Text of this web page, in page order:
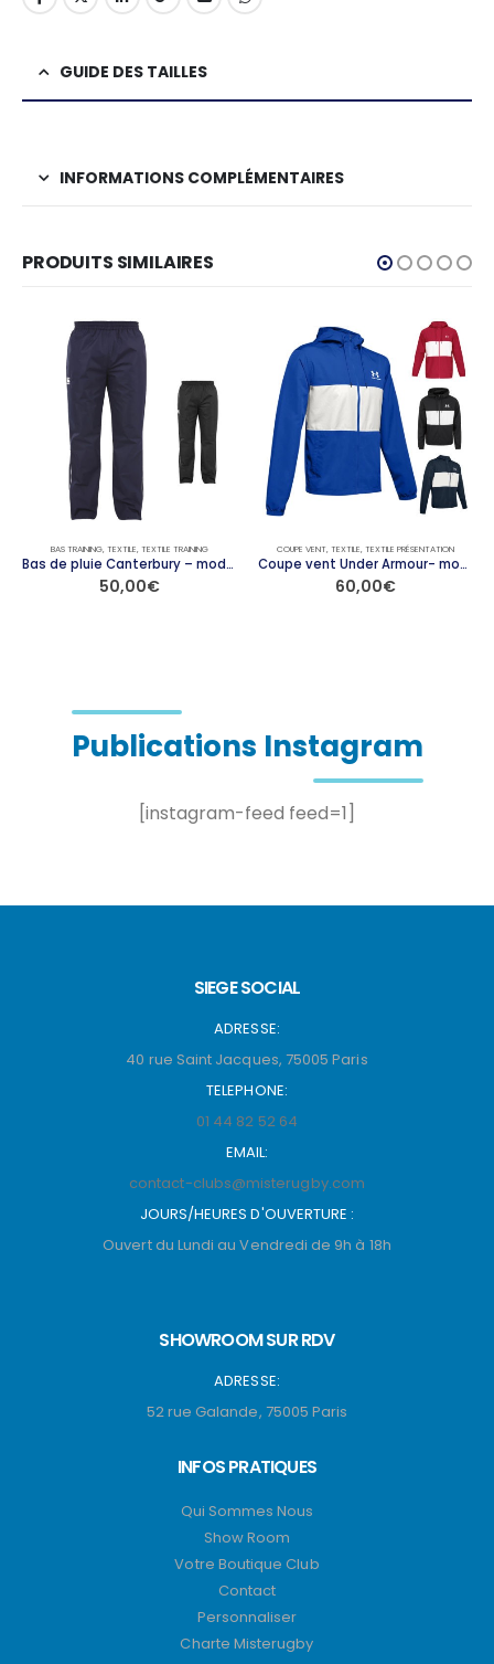
GUIDE DES TAILLES
INFORMATIONS COMPLÉMENTAIRES
PRODUITS SIMILAIRES
BAS TRAINING, TEXTILE, TEXTILE TRAINING
Bas de pluie Canterbury – modèle CONTACT
50,00€
COUPE VENT, TEXTILE, TEXTILE PRÉSENTATION
Coupe vent Under Armour- modèle SPORTSTYLE
60,00€
Publications Instagram
[instagram-feed feed=1]
SIEGE SOCIAL
ADRESSE:
40 rue Saint Jacques, 75005 Paris
TELEPHONE:
01 44 82 52 64
EMAIL:
contact-clubs@misterugby.com
JOURS/HEURES D'OUVERTURE :
Ouvert du Lundi au Vendredi de 9h à 18h
SHOWROOM SUR RDV
ADRESSE:
52 rue Galande, 75005 Paris
INFOS PRATIQUES
Qui Sommes Nous
Show Room
Votre Boutique Club
Contact
Personnaliser
Charte Misterugby